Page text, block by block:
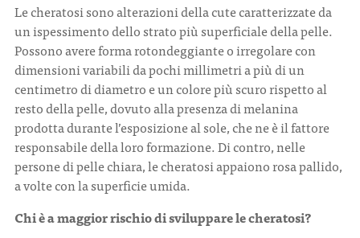
Le cheratosi sono alterazioni della cute caratterizzate da
un ispessimento dello strato più superficiale della pelle.
Possono avere forma rotondeggiante o irregolare con
dimensioni variabili da pochi millimetri a più di un
centimetro di diametro e un colore più scuro rispetto al
resto della pelle, dovuto alla presenza di melanina
prodotta durante l’esposizione al sole, che ne è il fattore
responsabile della loro formazione. Di contro, nelle
persone di pelle chiara, le cheratosi appaiono rosa pallido,
a volte con la superficie umida.
Chi è a maggior rischio di sviluppare le cheratosi?